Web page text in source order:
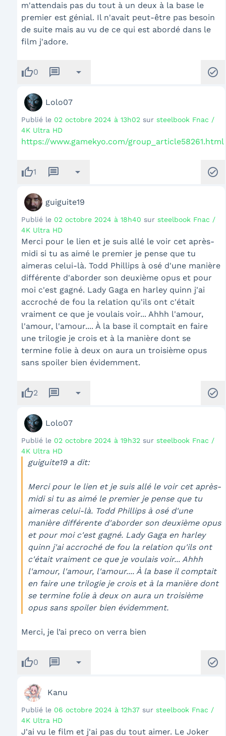
m'attendais pas du tout à un deux à la base le
premier est génial. Il n'avait peut-être pas besoin
de suite mais au vu de ce qui est abordé dans le
film j'adore.
thumb_up0 message arrow_drop_down check_circle
Lolo07
Publié le 02 octobre 2024 à 13h02 sur steelbook Fnac /
4K Ultra HD
https://www.gamekyo.com/group_article58261.html
thumb_up1 message arrow_drop_down check_circle
guiguite19
Publié le 02 octobre 2024 à 18h40 sur steelbook Fnac /
4K Ultra HD
Merci pour le lien et je suis allé le voir cet après-
midi si tu as aimé le premier je pense que tu
aimeras celui-là. Todd Phillips à osé d'une manière
différente d'aborder son deuxième opus et pour
moi c'est gagné. Lady Gaga en harley quinn j'ai
accroché de fou la relation qu'ils ont c'était
vraiment ce que je voulais voir... Ahhh l'amour,
l'amour, l'amour.... À la base il comptait en faire
une trilogie je crois et à la manière dont se
termine folie à deux on aura un troisième opus
sans spoiler bien évidemment.
thumb_up2 message arrow_drop_down check_circle
Lolo07
Publié le 02 octobre 2024 à 19h32 sur steelbook Fnac /
4K Ultra HD
guiguite19 a dit:
Merci pour le lien et je suis allé le voir cet après-
midi si tu as aimé le premier je pense que tu
aimeras celui-là. Todd Phillips à osé d'une
manière différente d'aborder son deuxième opus
et pour moi c'est gagné. Lady Gaga en harley
quinn j'ai accroché de fou la relation qu'ils ont
c'était vraiment ce que je voulais voir... Ahhh
l'amour, l'amour, l'amour.... À la base il comptait
en faire une trilogie je crois et à la manière dont
se termine folie à deux on aura un troisième
opus sans spoiler bien évidemment.
Merci, je l’ai preco on verra bien
thumb_up0 message arrow_drop_down check_circle
Kanu
Publié le 06 octobre 2024 à 12h37 sur steelbook Fnac /
4K Ultra HD
J'ai vu le film et j'ai pas du tout aimer. Le Joker